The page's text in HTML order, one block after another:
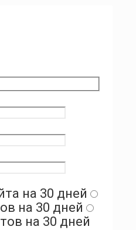
на 30 дней
на 30 дней
на 30 дней